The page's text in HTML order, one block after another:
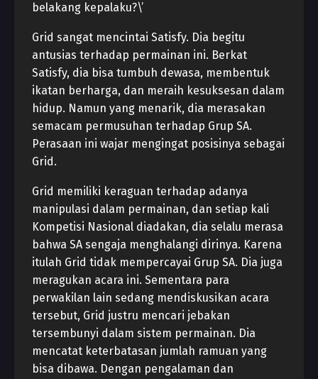
belakang kepalaku?\’
Grid sangat mencintai Satisfy. Dia begitu
antusias terhadap permainan ini. Berkat
Satisfy, dia bisa tumbuh dewasa, membentuk
ikatan berharga, dan meraih kesuksesan dalam
hidup. Namun yang menarik, dia merasakan
semacam permusuhan terhadap Grup SA.
Perasaan ini wajar mengingat posisinya sebagai
Grid.
Grid memiliki keraguan terhadap adanya
manipulasi dalam permainan, dan setiap kali
Kompetisi Nasional diadakan, dia selalu merasa
bahwa SA sengaja menghalangi dirinya. Karena
itulah Grid tidak mempercayai Grup SA. Dia juga
meragukan acara ini. Sementara para
perwakilan lain sedang mendiskusikan acara
tersebut, Grid justru mencari jebakan
tersembunyi dalam sistem permainan. Dia
mencatat keterbatasan jumlah ramuan yang
bisa dibawa. Dengan pengalaman dan